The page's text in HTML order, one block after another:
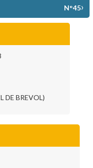
N°45›
DE BREVOL)